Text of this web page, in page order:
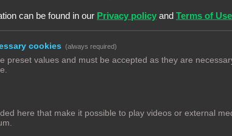
ze te wijzigen moet je op de
link klikken (deze
status . Als je deze optie activeert zul je onzichtbaar zijn voor
can be found in our Privacy policy and Terms of Use
cookies (always required)
preset values and must be accepted as they are
here that make it possible to play videos or external